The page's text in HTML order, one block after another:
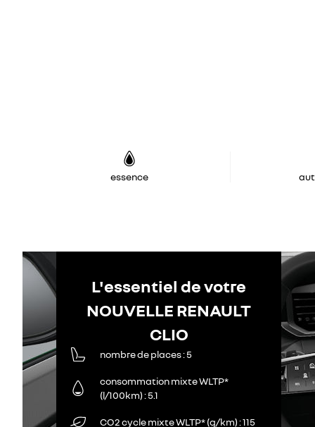
essence
L'essentiel de votre
NOUVELLE RENAULT
CLIO
nombre de places 5
consommation mixte WLTP*
(l/100km) 5.1
CO2 cycle mixte WLTP* (g/km) 115